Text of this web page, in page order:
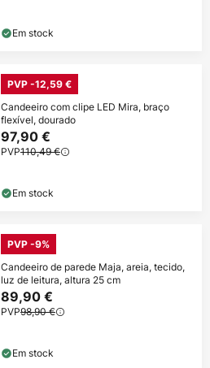
Em stock
PVP -12,59 €
Candeeiro com clipe LED Mira, braço
flexível, dourado
97,90 €
PVP110,49 €
Em stock
PVP -9%
Candeeiro de parede Maja, areia, tecido,
luz de leitura, altura 25 cm
89,90 €
PVP98,90 €
Em stock